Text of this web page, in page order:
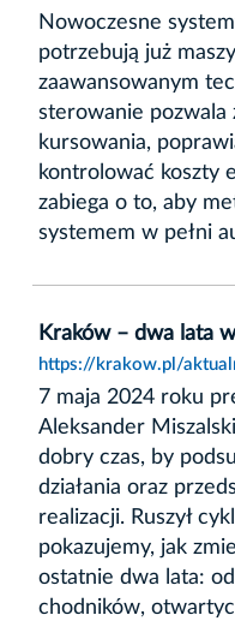
Nowoczesne
potrzebują już
zaawansowanym
sterowanie pozwala
kursowania,
kontrolować koszty
zabiega o to, aby
systemem w pełni
Kraków – dwa lata
https://krakow.pl/
7 maja 2024 roku
Aleksander
dobry czas, by
działania oraz
realizacji. Ruszył
pokazujemy, jak
ostatnie dwa lata:
chodników,